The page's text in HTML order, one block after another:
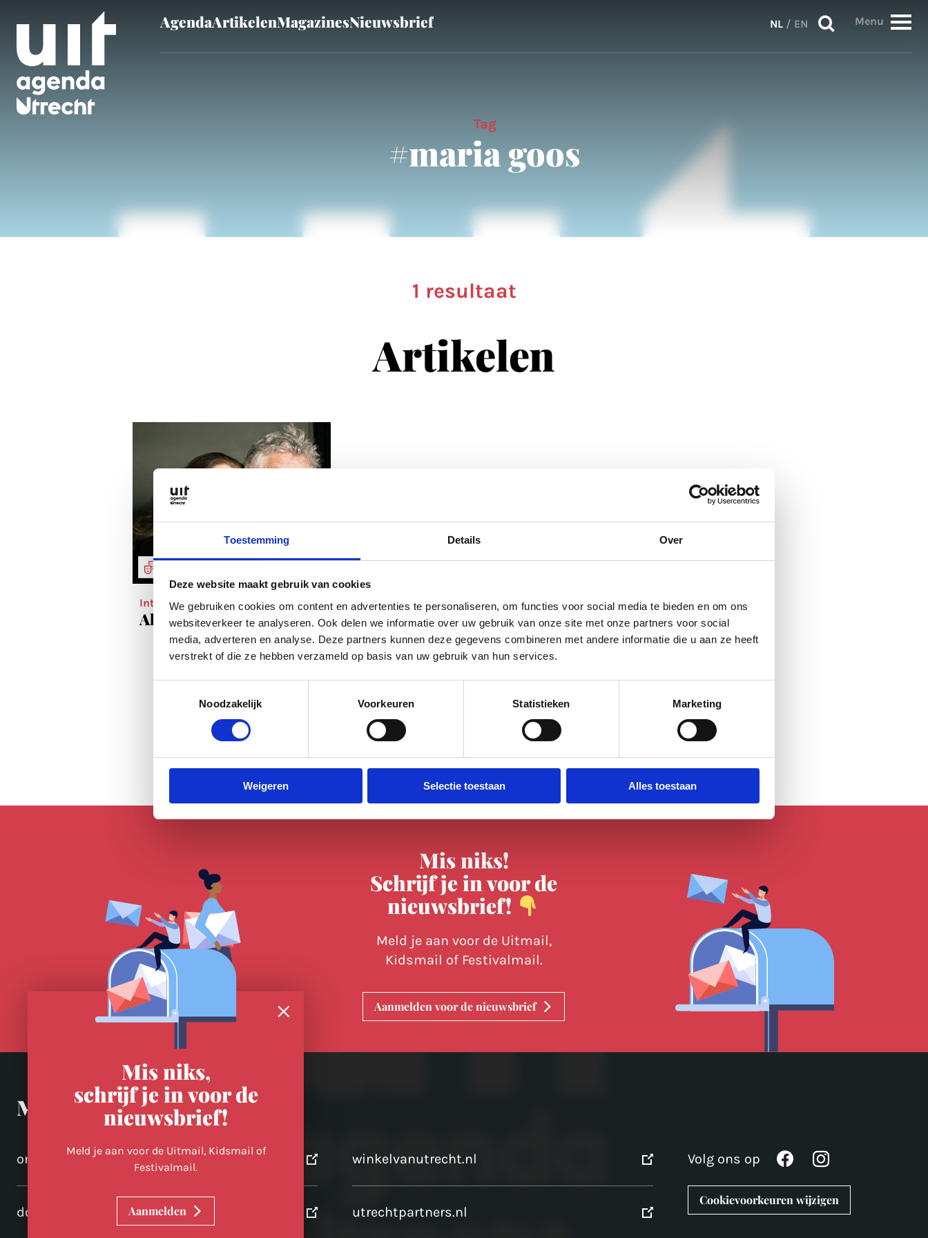
Toestemming Details Over
Deze website maakt gebruik van cookies
We gebruiken cookies om content en advertenties te personaliseren, om functies voor social media te bieden en om ons
websiteverkeer te analyseren. Ook delen we informatie over uw gebruik van onze site met onze partners voor social
media, adverteren en analyse. Deze partners kunnen deze gegevens combineren met andere informatie die u aan ze heeft
verstrekt of die ze hebben verzameld op basis van uw gebruik van hun services.
Noodzakelijk
Voorkeuren Statistieken Marketing
Weigeren Selectie toestaan Alles toestaan
Skip to main content AgendaArtikelenMagazinesNieuwsbrief NL / EN Menu
Tag
#maria goos
1 resultaat
Artikelen
Interviews
Alle voor het toneel
Mis niks!
Schrijf je in voor de
nieuwsbrief!
Meld je aan voor de Uitmail,
Kidsmail of Festivalmail.
Aanmelden voor de nieuwsbrief
Meer in Utrecht
ontdek-utrecht.nl winkelvanutrecht.nl
domtoren.nl utrechtpartners.nl
Volg ons op
Cookievoorkeuren wijzigen
Mis niks,
schrijf je in voor de
nieuwsbrief!
Meld je aan voor de Uitmail, Kidsmail of
Festivalmail.
Aanmelden